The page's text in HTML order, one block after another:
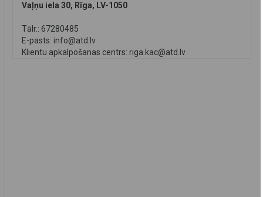
Vaļņu iela 30, Rīga, LV-1050
Tālr.: 67280485
E-pasts: info@atd.lv
Klientu apkalpošanas centrs: riga.kac@atd.lv